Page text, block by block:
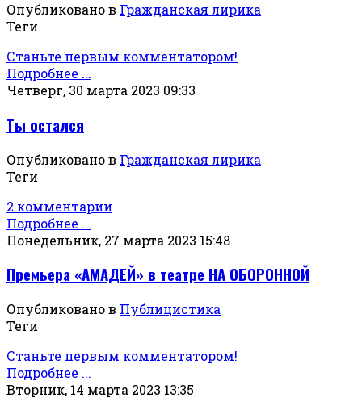
Опубликовано в Гражданская лирика
Теги
Станьте первым комментатором!
Подробнее ...
Четверг, 30 марта 2023 09:33
Ты остался
Опубликовано в Гражданская лирика
Теги
2 комментарии
Подробнее ...
Понедельник, 27 марта 2023 15:48
Премьера «АМАДЕЙ» в театре НА ОБОРОННОЙ
Опубликовано в Публицистика
Теги
Станьте первым комментатором!
Подробнее ...
Вторник, 14 марта 2023 13:35